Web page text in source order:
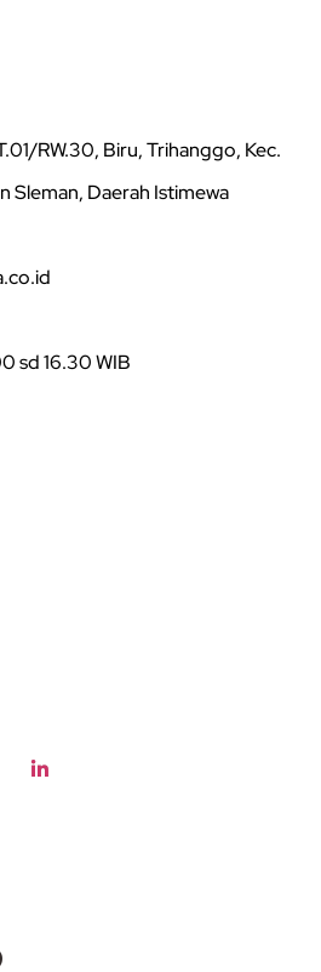
RW.30, Biru, Trihanggo, Kec.
Sleman, Daerah Istimewa
sd 16.30 WIB